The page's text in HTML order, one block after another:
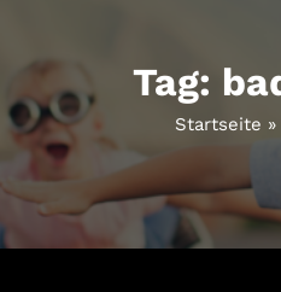
Tag:
Startseite »